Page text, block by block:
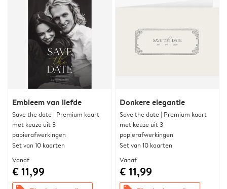
Embleem van liefde
Save the date | Premium kaart
met keuze uit 3
papierafwerkingen
Set van 10 kaarten
Vanaf
€ 11,99
Donkere elegantie
Save the date | Premium kaart
met keuze uit 3
papierafwerkingen
Set van 10 kaarten
Vanaf
€ 11,99